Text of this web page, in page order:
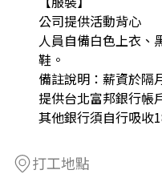
公司提供活動背心
人員自備白色上衣、
鞋。
備註說明：薪資於隔
提供台北富邦銀行帳
其他銀行須自行吸收
打工地點